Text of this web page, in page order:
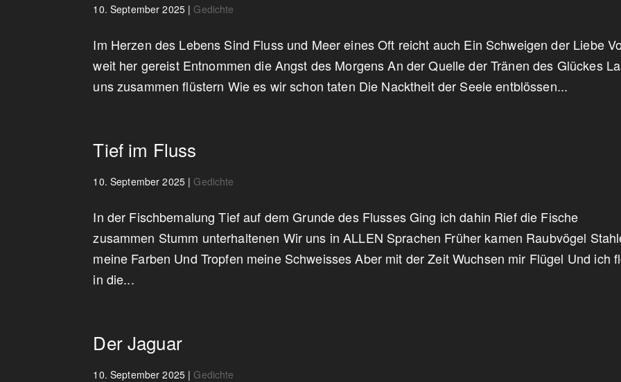
10. September 2025 |Gedichte
Im Herzen des Lebens Sind Fluss und Meer eines Oft reicht auch Ein Schweigen der Liebe
weit her gereist Entnommen die Angst des Morgens An der Quelle der Tränen des Glückes
uns zusammen flüstern Wie es wir schon taten Die Nacktheit der Seele entblössen...
Tief im Fluss
10. September 2025 |Gedichte
In der Fischbemalung Tief auf dem Grunde des Flusses Ging ich dahin Rief die Fische
zusammen Stumm unterhaltenen Wir uns in ALLEN Sprachen Früher kamen Raubvögel
meine Farben Und Tropfen meine Schweisses Aber mit der Zeit Wuchsen mir Flügel Und ich
in die...
Der Jaguar
10. September 2025 |Gedichte